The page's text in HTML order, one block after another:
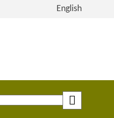
Bekijk
English